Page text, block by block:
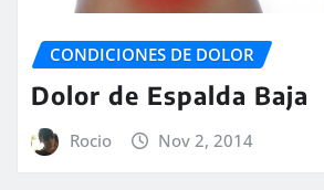
CONDICIONES DE DOLOR
Dolor de Espalda Baja
Rocio Nov 2, 2014